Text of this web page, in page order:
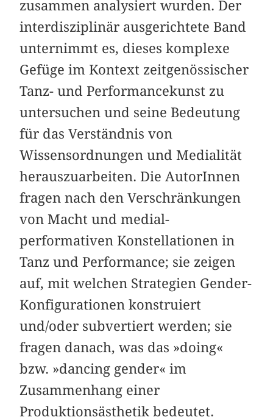
zusammen analysiert wurden. Der
interdisziplinär ausgerichtete Band
unternimmt es, dieses komplexe
Gefüge im Kontext zeitgenössischer
Tanz- und Performancekunst zu
untersuchen und seine Bedeutung
für das Verständnis von
Wissensordnungen und Medialität
herauszuarbeiten. Die AutorInnen
fragen nach den Verschränkungen
von Macht und medial-
performativen Konstellationen in
Tanz und Performance; sie zeigen
auf, mit welchen Strategien Gender-
Konfigurationen konstruiert
und/oder subvertiert werden; sie
fragen danach, was das »doing«
bzw. »dancing gender« im
Zusammenhang einer
Produktionsästhetik bedeutet.